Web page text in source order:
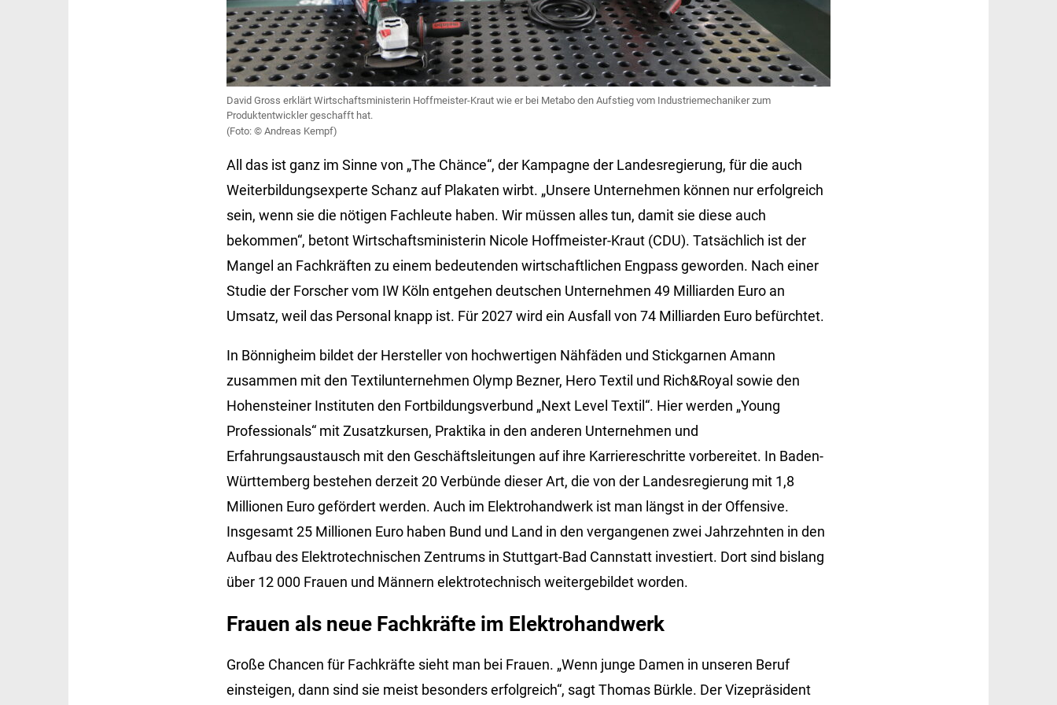
David Gross erklärt Wirtschaftsministerin Hoffmeister-Kraut wie er bei Metabo den Aufstieg vom Industriemechaniker zum
Produktentwickler geschafft hat.
Andreas Kempf)
All das ist ganz im Sinne von „The Chänce“, der Kampagne der Landesregierung, für die auch
Weiterbildungsexperte Schanz auf Plakaten wirbt. „Unsere Unternehmen können nur erfolgreich
sein, wenn sie die nötigen Fachleute haben. Wir müssen alles tun, damit sie diese auch
bekommen“, betont Wirtschaftsministerin Nicole Hoffmeister-Kraut (CDU). Tatsächlich ist der
Mangel an Fachkräften zu einem bedeutenden wirtschaftlichen Engpass geworden. Nach einer
Studie der Forscher vom IW Köln entgehen deutschen Unternehmen 49 Milliarden Euro an
Umsatz, weil das Personal knapp ist. Für 2027 wird ein Ausfall von 74 Milliarden Euro befürchtet.
In Bönnigheim bildet der Hersteller von hochwertigen Nähfäden und Stickgarnen Amann
zusammen mit den Textilunternehmen Olymp Bezner, Hero Textil und Rich&Royal sowie den
Hohensteiner Instituten den Fortbildungsverbund „Next Level Textil“. Hier werden „Young
Professionals“ mit Zusatzkursen, Praktika in den anderen Unternehmen und
Erfahrungsaustausch mit den Geschäftsleitungen auf ihre Karriereschritte vorbereitet. In Baden-
Württemberg bestehen derzeit 20 Verbünde dieser Art, die von der Landesregierung mit 1,8
Millionen Euro gefördert werden. Auch im Elektrohandwerk ist man längst in der Offensive.
Insgesamt 25 Millionen Euro haben Bund und Land in den vergangenen zwei Jahrzehnten in den
Aufbau des Elektrotechnischen Zentrums in Stuttgart-Bad Cannstatt investiert. Dort sind bislang
über 12 000 Frauen und Männern elektrotechnisch weitergebildet worden.
Frauen als neue Fachkräfte im Elektrohandwerk
Große Chancen für Fachkräfte sieht man bei Frauen. „Wenn junge Damen in unseren Beruf
einsteigen, dann sind sie meist besonders erfolgreich“, sagt Thomas Bürkle. Der Vizepräsident